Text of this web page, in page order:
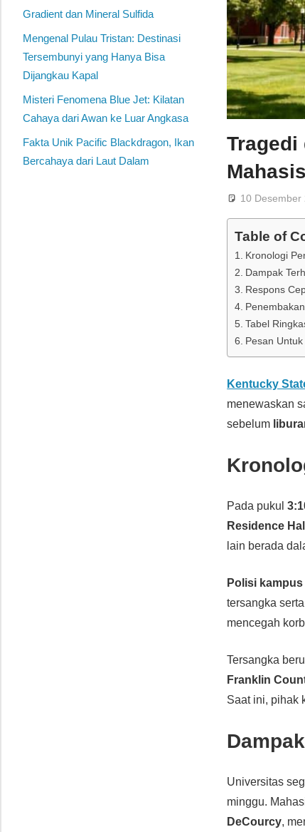
10 Desember
Table of
Kronologi
Dampak
Respons
Tabel
Pesan
Kentucky
menewaskan
sebelum
Pada pukul
Residence Hall
lain berada
Polisi
tersangka
mencegah
Tersangka
Franklin
Saat ini, pihak
Universitas
minggu.
DeCourcy,
Gradient dan Mineral Sulfida
Mengenal Pulau Tristan: Destinasi
Tersembunyi yang Hanya Bisa
Dijangkau Kapal
Misteri Fenomena Blue Jet: Kilatan
Cahaya dari Awan ke Luar Angkasa
Fakta Unik Pacific Blackdragon, Ikan
Bercahaya dari Laut Dalam